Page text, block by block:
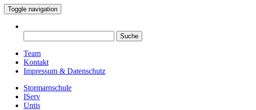
Toggle navigation
nach:
Team
Kontakt
Impressum & Datenschutz
Stormarnschule
IServ
Untis